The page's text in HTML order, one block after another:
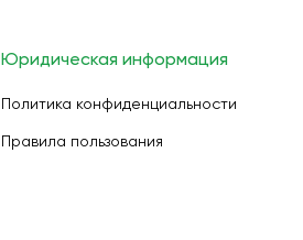
Юридическая информация
Политика конфиденциальности
Правила пользования